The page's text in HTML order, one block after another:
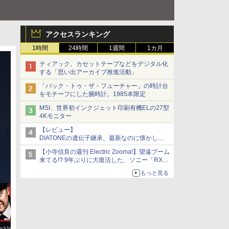
アクセスランキング
1時間 24時間 1週間 1カ月
ティアック、カセットテープなどをデジタル化
する「思い出アーカイブ推進活動」
「バック・トゥ・ザ・フューチャー」の時計台
をモチーフにした腕時計。1985本限定
MSI、世界初インクジェット印刷有機ELの27型
4Kモニター
【レビュー】
DIATONEの遺伝子継承、最新なのに懐かし
い“惚れる音”Tecnologia e Cuore「DS-TC52B」
を聴く
【小寺信良の週刊 Electric Zooma!】望遠ブーム
来てる!? 9年ぶりに大復活した、ソニー「RX10
もっと見る